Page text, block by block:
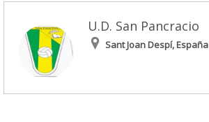
U.D. San Pancracio
Sant Joan Despí, España